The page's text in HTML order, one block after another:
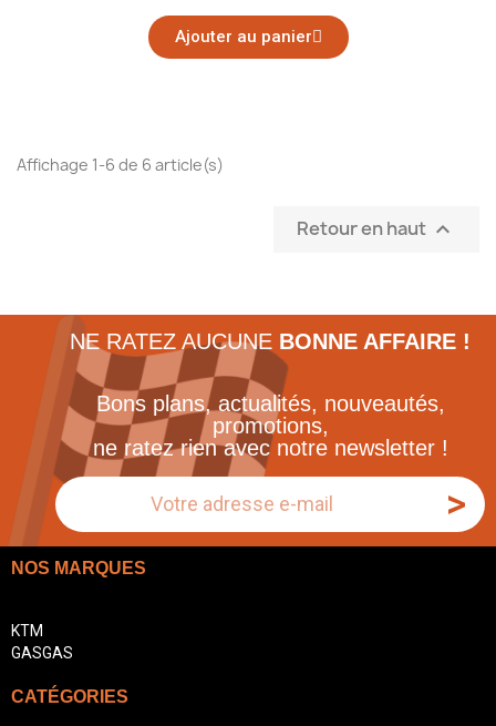
Ajouter au panier
Affichage 1-6 de 6 article(s)
Retour en haut 
NE RATEZ AUCUNE BONNE AFFAIRE !
Bons plans, actualités, nouveautés,
promotions,
ne ratez rien avec notre newsletter !
>
NOS MARQUES
KTM
GASGAS
CATÉGORIES